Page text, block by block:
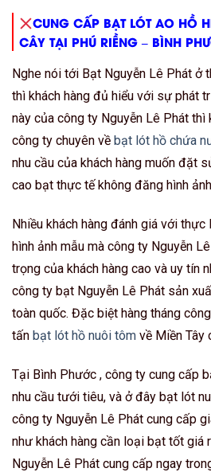
CUNG CẤP BẠT LÓT AO HỒ
CÂY TẠI PHÚ RIỀNG – BÌNH
Nghe nói tới Bạt Nguyễn Lê Phát ở
thì khách hàng đủ hiểu với sự phát
này của công ty Nguyễn Lê Phát
công ty chuyên về bạt lót hồ chứa
nhu cầu của khách hàng muốn đặt
cao bạt thực tế không đăng hình
Nhiều khách hàng đánh giá với
hình ảnh mẫu mà công ty Nguyễn
trọng của khách hàng cao và uy tín
công ty bạt Nguyễn Lê Phát sản
toàn quốc. Đặc biệt hàng tháng
tấn bạt lót hồ nuôi tôm về Miền Tây
Tại Bình Phước , công ty cung cấp
nhu cầu tưới tiêu, và ở đây bạt lót
công ty Nguyễn Lê Phát cung cấp
như khách hàng cần loại bạt tốt giá
Nguyễn Lê Phát cung cấp ngay